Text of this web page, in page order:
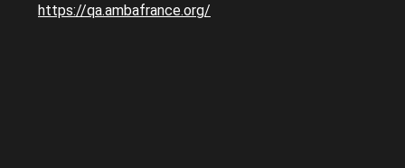
https://qa.ambafrance.org/